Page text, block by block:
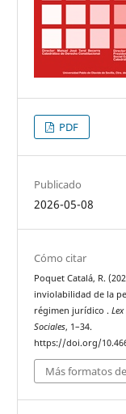
PDF
Publicado
2026-05-08
Cómo citar
Poquet Catalá, R.
inviolabilidad de la
régimen jurídico .
Sociales, 1–34.
https://doi.org/
Más formatos